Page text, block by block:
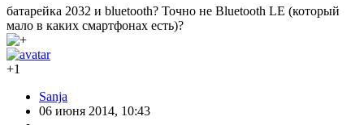
батарейка 2032 и bluetooth? Точно не Bluetooth LE (который
мало в каких смартфонах есть)?
+1
Sanja
06 июня 2014, 10:43